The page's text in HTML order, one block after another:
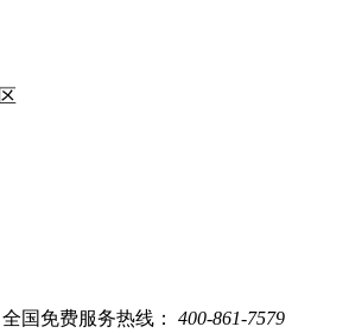
全国免费服务热线： 400-861-7579